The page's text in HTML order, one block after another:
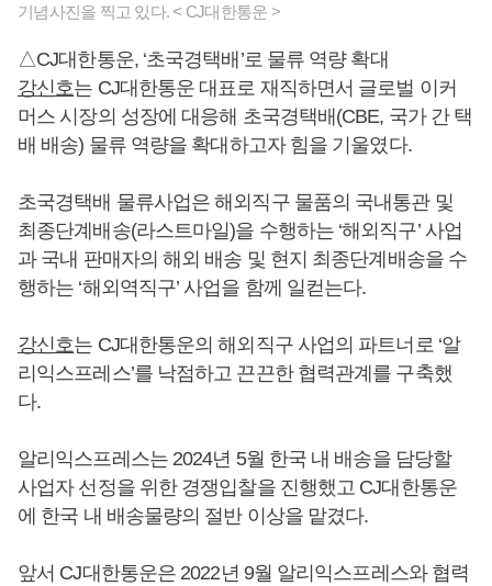
기념사진을 찍고 있다. < CJ대한통운 >
△CJ대한통운, ‘초국경택배’로 물류 역량 확대
강신호는 CJ대한통운 대표로 재직하면서 글로벌 이커
머스 시장의 성장에 대응해 초국경택배(CBE, 국가 간 택
배 배송) 물류 역량을 확대하고자 힘을 기울였다.
초국경택배 물류사업은 해외직구 물품의 국내통관 및
최종단계배송(라스트마일)을 수행하는 ‘해외직구’ 사업
과 국내 판매자의 해외 배송 및 현지 최종단계배송을 수
행하는 ‘해외역직구’ 사업을 함께 일컫는다.
강신호는 CJ대한통운의 해외직구 사업의 파트너로 ‘알
리익스프레스’를 낙점하고 끈끈한 협력관계를 구축했
다.
알리익스프레스는 2024년 5월 한국 내 배송을 담당할
사업자 선정을 위한 경쟁입찰을 진행했고 CJ대한통운
에 한국 내 배송물량의 절반 이상을 맡겼다.
앞서 CJ대한통운은 2022년 9월 알리익스프레스와 협력